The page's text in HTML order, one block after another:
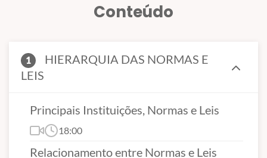
meu primeiro contato com a Engenharia Clínica. Essa experiência
como a gestão das tecnologias hospitalares é essencial para a
qualidade dos serviços prestados.
hospitalares e de infraestrutura, ampliando minha visão sobre o
De 2018 a 2024, participei da diretoria da Associação Brasileira de
Conteúdo
1
HIERARQUIA DAS NORMAS E
LEIS
Principais Instituições, Normas e Leis
18:00
Relacionamento entre Normas e Leis